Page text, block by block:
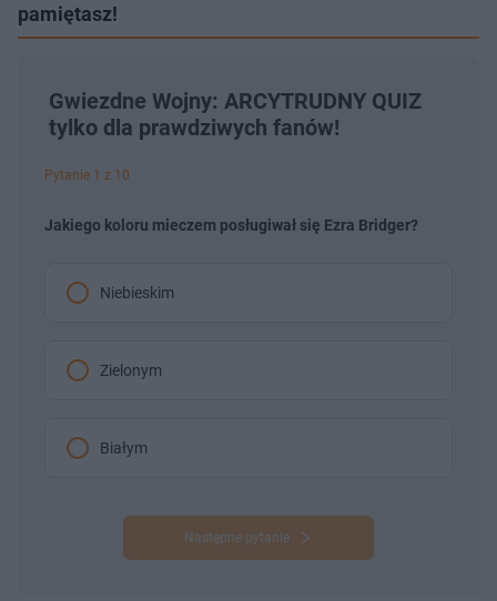
pamiętasz!
Gwiezdne Wojny: ARCYTRUDNY QUIZ
tylko dla prawdziwych fanów!
Pytanie 1 z 10
Jakiego koloru mieczem posługiwał się Ezra Bridger?
Niebieskim
Zielonym
Białym
Następne pytanie